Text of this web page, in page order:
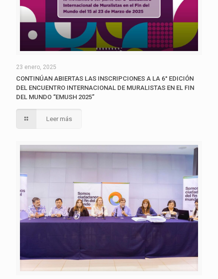
23 enero, 2025
CONTINÚAN ABIERTAS LAS INSCRIPCIONES A LA 6° EDICIÓN
DEL ENCUENTRO INTERNACIONAL DE MURALISTAS EN EL FIN
DEL MUNDO “EMUSH 2025”
Leer más